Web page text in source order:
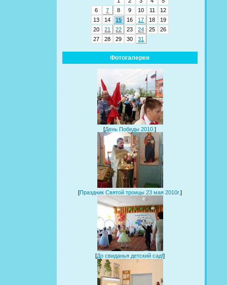
6
7 8 9 10 11
12
13
14 15 16 17 18
19
20
21 22 23 24 25
26
27
28 29 30 31
Фотогалерея
[День Победы 2010.]
[Праздник Святой троицы 23 мая 2010г.]
[До свиданья детский сад!]